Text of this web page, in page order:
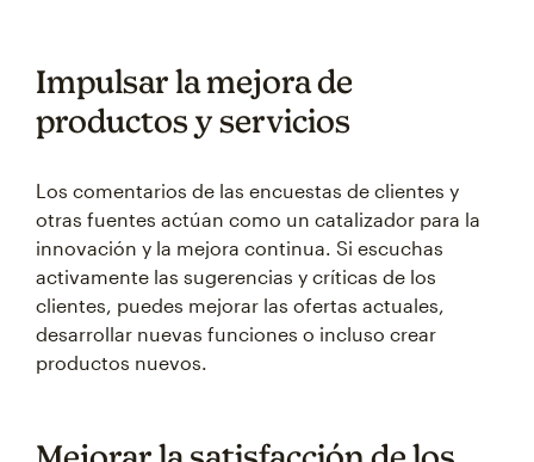
Impulsar la mejora de
productos y servicios
Los comentarios de las encuestas de clientes y
otras fuentes actúan como un catalizador para la
innovación y la mejora continua. Si escuchas
activamente las sugerencias y críticas de los
clientes, puedes mejorar las ofertas actuales,
desarrollar nuevas funciones o incluso crear
productos nuevos.